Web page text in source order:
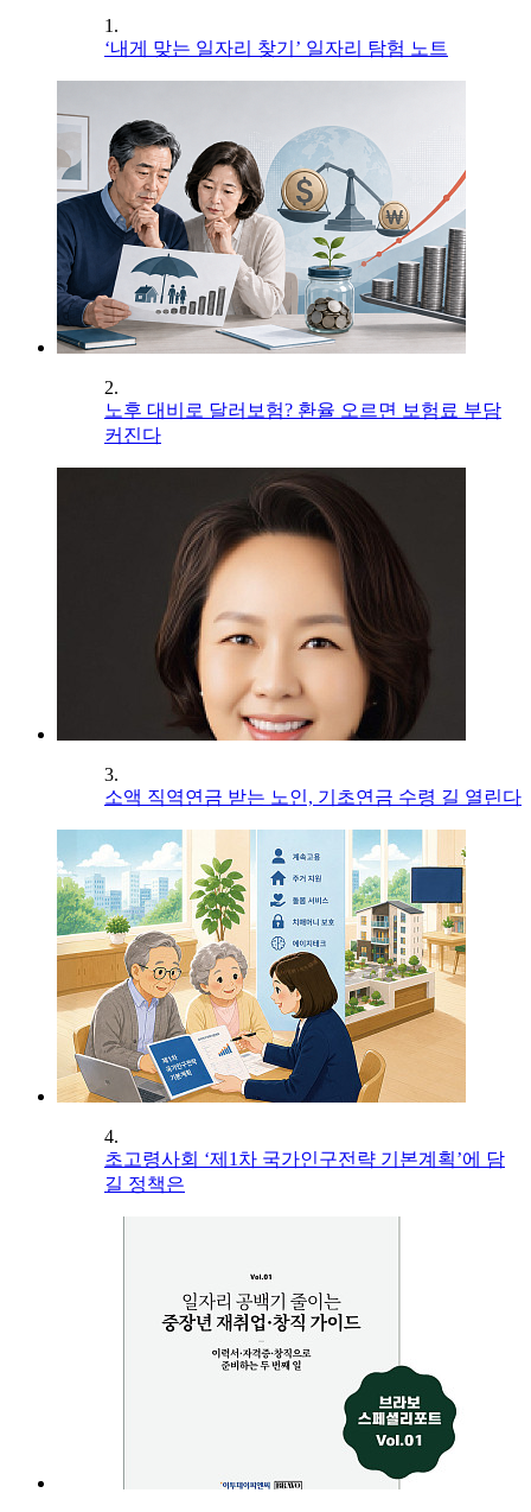
1.
‘내게 맞는 일자리 찾기’ 일자리 탐험 노트
2.
노후 대비로 달러보험? 환율 오르면 보험료 부담
커진다
3.
소액 직역연금 받는 노인, 기초연금 수령 길 열린다
4.
초고령사회 ‘제1차 국가인구전략 기본계획’에 담
길 정책은